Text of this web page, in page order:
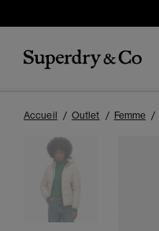
Accueil Outlet Femme